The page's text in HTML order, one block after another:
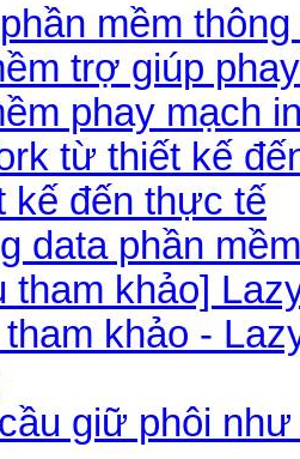
mềm
trợ giúp
phay mạch
từ thiết kế
kế đến thực tế
data phần
tham khảo]
khảo -
giữ phôi